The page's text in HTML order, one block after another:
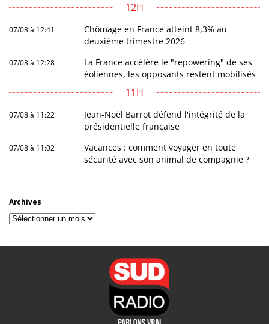
12H
07/08 à 12:41
Chômage en France atteint 8,3% au
deuxième trimestre 2026
07/08 à 12:28
La France accélère le "repowering" de ses
éoliennes, les opposants restent mobilisés
11H
07/08 à 11:22
Jean-Noël Barrot défend l'intégrité de la
présidentielle française
07/08 à 11:02
Vacances : comment voyager en toute
sécurité avec son animal de compagnie ?
Archives
Archives